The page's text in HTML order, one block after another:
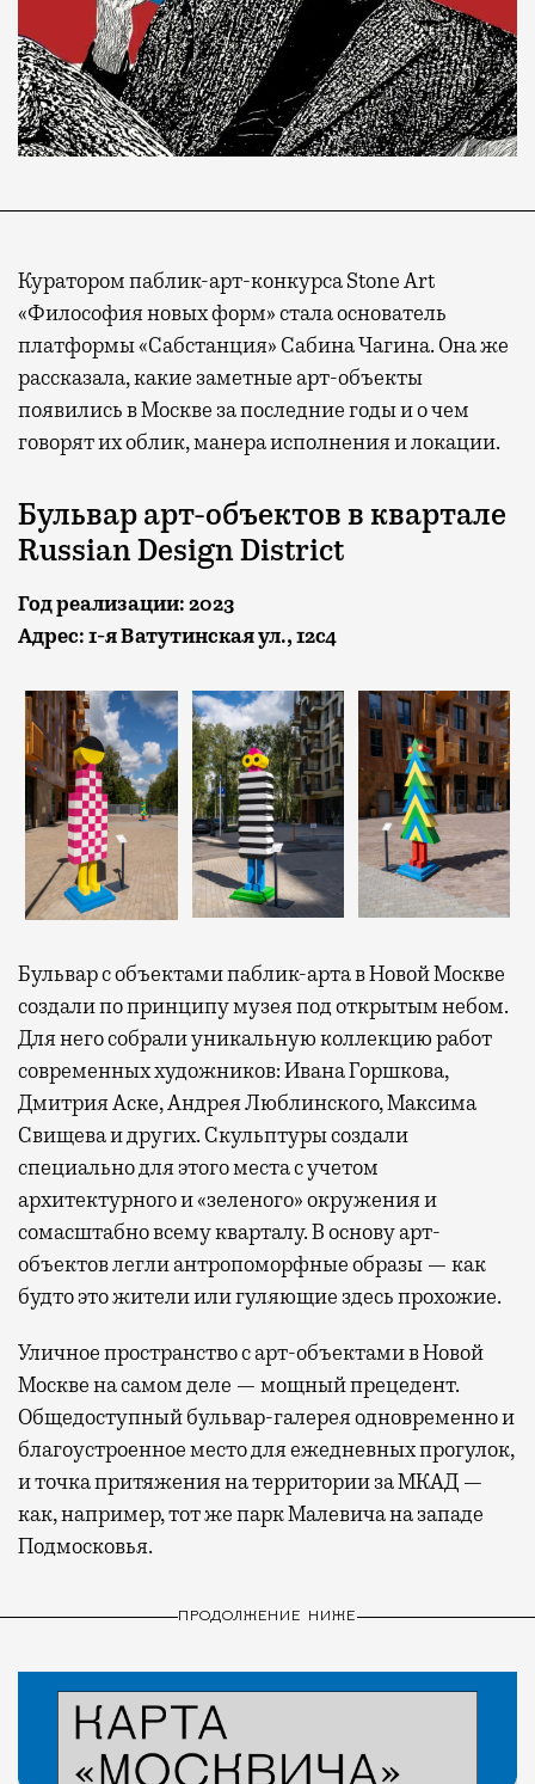
Куратором паблик-арт-конкурса Stone Art
«Философия новых форм» стала основатель
платформы «Сабстанция» Сабина Чагина. Она же
рассказала, какие заметные арт-объекты
появились в Москве за последние годы и о чем
говорят их облик, манера исполнения и локации.
Бульвар арт-объектов в квартале
Russian Design District
Год реализации: 2023
Адрес: 1-я Ватутинская ул., 12с4
Бульвар с объектами паблик-арта в Новой Москве
создали по принципу музея под открытым небом.
Для него собрали уникальную коллекцию работ
современных художников: Ивана Горшкова,
Дмитрия Аске, Андрея Люблинского, Максима
Свищева и других. Скульптуры создали
специально для этого места с учетом
архитектурного и «зеленого» окружения и
сомасштабно всему кварталу. В основу арт-
объектов легли антропоморфные образы — как
будто это жители или гуляющие здесь прохожие.
Уличное пространство с арт-объектами в Новой
Москве на самом деле — мощный прецедент.
Общедоступный бульвар-галерея одновременно и
благоустроенное место для ежедневных прогулок,
и точка притяжения на территории за МКАД —
как, например, тот же парк Малевича на западе
Подмосковья.
ПРОДОЛЖЕНИЕ НИЖЕ